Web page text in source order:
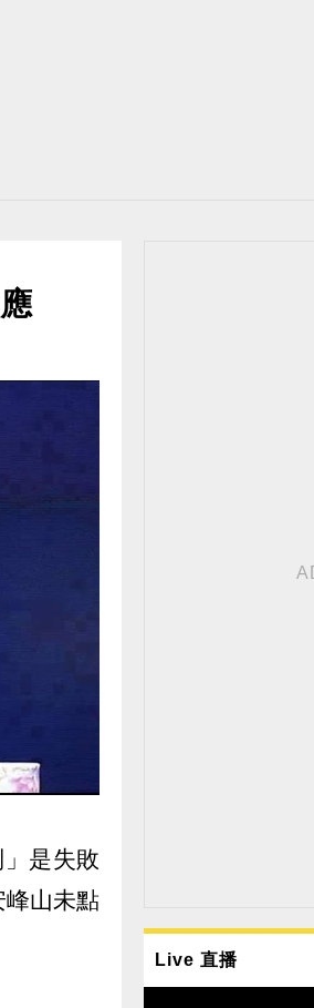
是失敗
峰山未點
Live 直播